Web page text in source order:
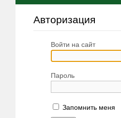
Авторизация
Войти на сайт
Пароль
Запомнить меня